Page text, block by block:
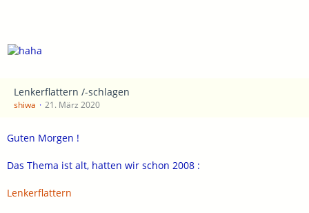
Lenkerflattern /-schlagen
shiwa 21. März 2020
Guten Morgen !
Das Thema ist alt, hatten wir schon 2008 :
Lenkerflattern